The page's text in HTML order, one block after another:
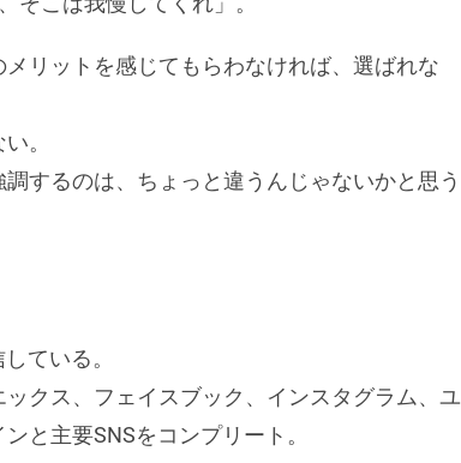
リットを感じてもらわなければ、選ばれな
。
するのは、ちょっと違うんじゃないかと思う
ている。
クス、フェイスブック、インスタグラム、ユ
と主要SNSをコンプリート。